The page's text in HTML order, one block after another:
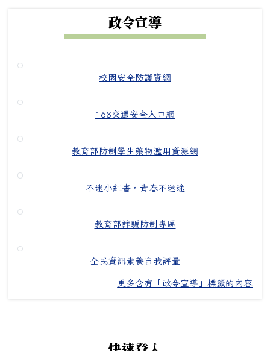
政令宣導
校園安全防護資網
168交通安全入口網
教育部防制學生藥物濫用資源網
不迷小紅書，青春不迷途
教育部詐騙防制專區
全民資訊素養自我評量
更多含有「政令宣導」標籤的內容